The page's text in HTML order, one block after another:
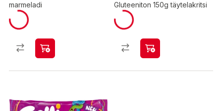
marmeladi
Gluteeniton 150g täytelakritsi